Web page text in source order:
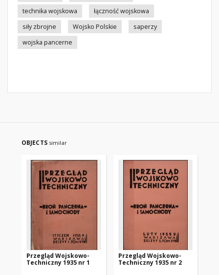
technika wojskowa
łączność wojskowa
siły zbrojne
Wojsko Polskie
saperzy
wojska pancerne
OBJECTS similar
Przegląd Wojskowo-
Techniczny 1935 nr 1
Przegląd Wojskowo-
Techniczny 1935 nr 2